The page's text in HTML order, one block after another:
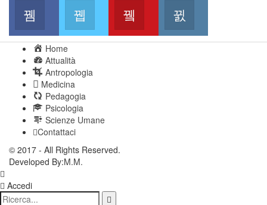
Facebook
Join us on FacebookJoin us on Twitter
Youtube
Join us on Youtube
Home
Attualità
Antropologia
Medicina
Pedagogia
Psicologia
Scienze Umane
Contattaci
© 2017 - All Rights Reserved.
Developed By:M.M.
Accedi